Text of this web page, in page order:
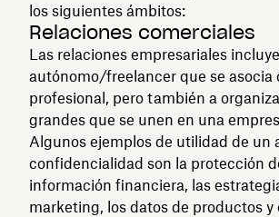
los siguientes ámbitos:
Relaciones comerciales
Las relaciones empresariales
autónomo/freelancer que se asocia
profesional, pero también a
grandes que se unen en una
Algunos ejemplos de utilidad de un
confidencialidad son la protección
información financiera, las
marketing, los datos de productos y